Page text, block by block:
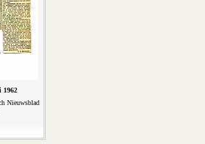
1962
Nieuwsblad